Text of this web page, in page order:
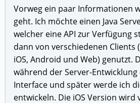
Vorweg ein paar Informationen
geht. Ich möchte einen Java
welcher eine API zur Verfügung
dann von verschiedenen Clients
iOS, Android und Web) genutzt.
während der Server-
Interface und später werde ich
entwickeln. Die iOS Version wird